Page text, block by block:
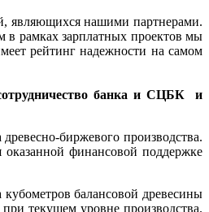
являющихся нашими партнерами.
в рамках зарплатных проектов мы
рейтинг надежности на самом
банка и СЦБК и
биржевого производства.
финансовой поддержке
балансовой древесины
текущем уровне производства.